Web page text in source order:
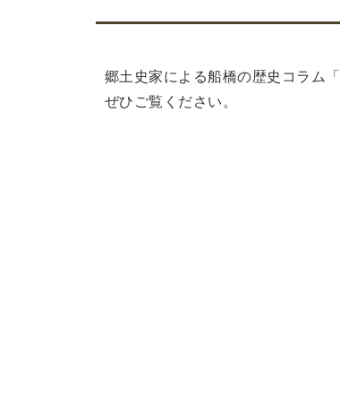
郷土史家による船橋の歴史コラム
ぜひご覧ください。